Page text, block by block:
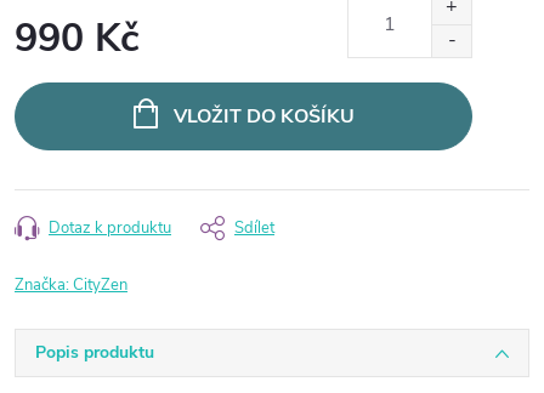
990 Kč
cena:
VLOŽIT DO KOŠÍKU
Dotaz k produktu Sdílet
Značka:CityZen
Popis produktu